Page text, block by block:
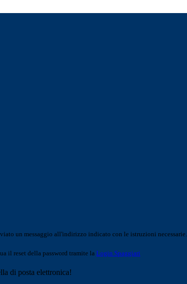
un messaggio all'indirizzo indicato con le istruzioni necessarie.
il reset della password tramite la Login Spaggiari
di posta elettronica!